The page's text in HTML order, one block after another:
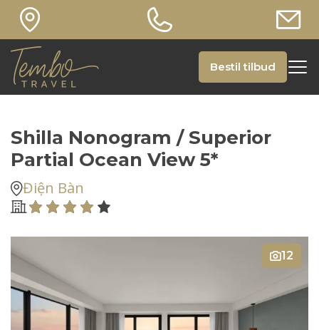
Bestil tilbud
Shilla Nonogram / Superior
Partial Ocean View 5*
Điện Bàn
12